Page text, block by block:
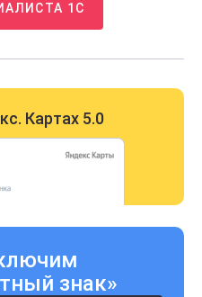
1С
Картах 5.0
знак»